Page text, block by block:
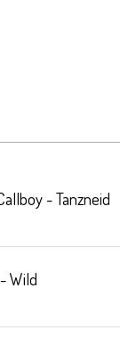
- Tanzneid
Wild